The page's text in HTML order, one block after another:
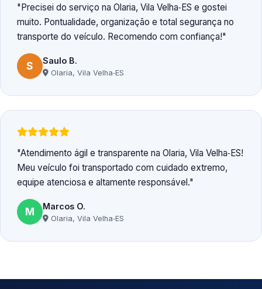
Precisei do serviço na Olaria, Vila Velha‑ES e gostei
muito. Pontualidade, organização e total segurança no
transporte do veículo. Recomendo com confiança!
S Saulo B.
Olaria, Vila Velha‑ES
Atendimento ágil e transparente na Olaria, Vila Velha‑ES!
Meu veículo foi transportado com cuidado extremo,
equipe atenciosa e altamente responsável.
M Marcos O.
Olaria, Vila Velha‑ES